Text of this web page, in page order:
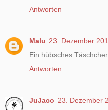
Antworten
Malu 23. Dezember
Ein hübsches
Antworten
JuJaco 23. Dezember